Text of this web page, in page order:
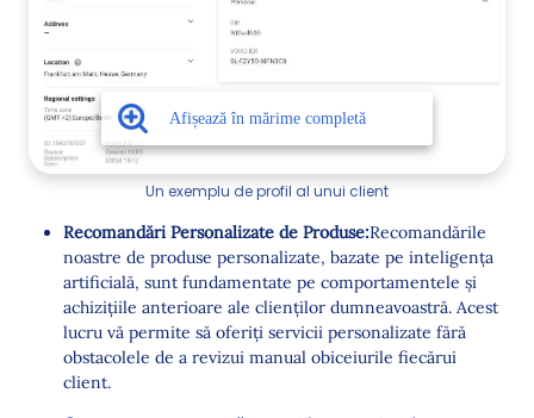
Un exemplu de profil al unui client
Recomandări Personalizate de Produse:Recomandările
noastre de produse personalizate, bazate pe inteligența
artificială, sunt fundamentate pe comportamentele și
achizițiile anterioare ale clienților dumneavoastră. Acest
lucru vă permite să oferiți servicii personalizate fără
obstacolele de a revizui manual obiceiurile fiecărui
client.